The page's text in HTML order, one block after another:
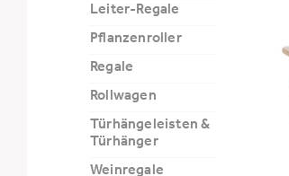
Leiter-Regale
Pflanzenroller
Regale
Rollwagen
Türhängeleisten &
Türhänger
Weinregale